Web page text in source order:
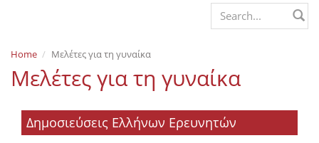
Mission & Vision
Policies
e-Infrastructure
Search form
Home Μελέτες για τη γυναίκα
Μελέτες για τη γυναίκα
Δημοσιεύσεις Ελλήνων Ερευνητών